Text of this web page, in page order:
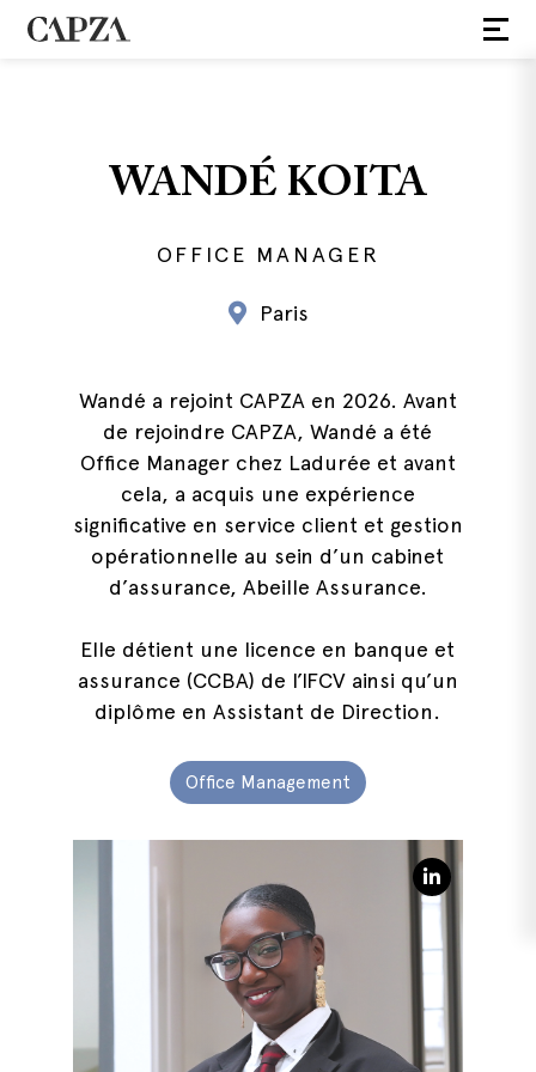
WANDÉ KOITA
OFFICE MANAGER
Paris
Wandé a rejoint CAPZA en 2026. Avant
de rejoindre CAPZA, Wandé a été
Office Manager chez Ladurée et avant
cela, a acquis une expérience
significative en service client et gestion
opérationnelle au sein d’un cabinet
d’assurance, Abeille Assurance.
Elle détient une licence en banque et
assurance (CCBA) de l’IFCV ainsi qu’un
diplôme en Assistant de Direction.
Office Management